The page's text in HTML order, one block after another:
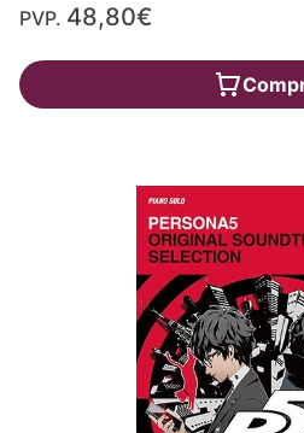
PVP. 48,80€